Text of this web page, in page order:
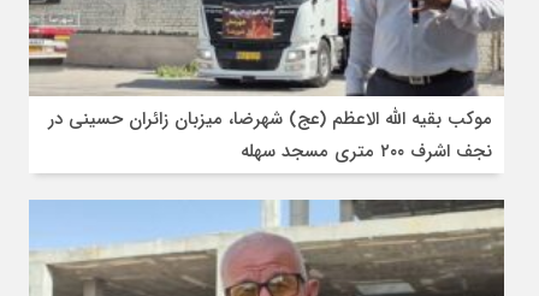
موکب بقیه الله الاعظم (عج) شهرضا، میزبان زائران حسینی در
نجف اشرف ۲۰۰ متری مسجد سهله